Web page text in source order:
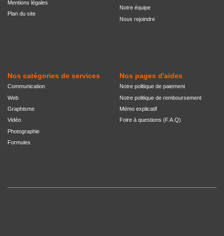
Mentions légales
Plan du site
Notre équipe
Nous rejoindre
Nos catégories de services
Communication
Web
Graphisme
Vidéo
Photographie
Formules
Nos pages d'aides
Notre politique de paiement
Notre politique de remboursement
Mémo explicatif
Foire à questions (F.A.Q)